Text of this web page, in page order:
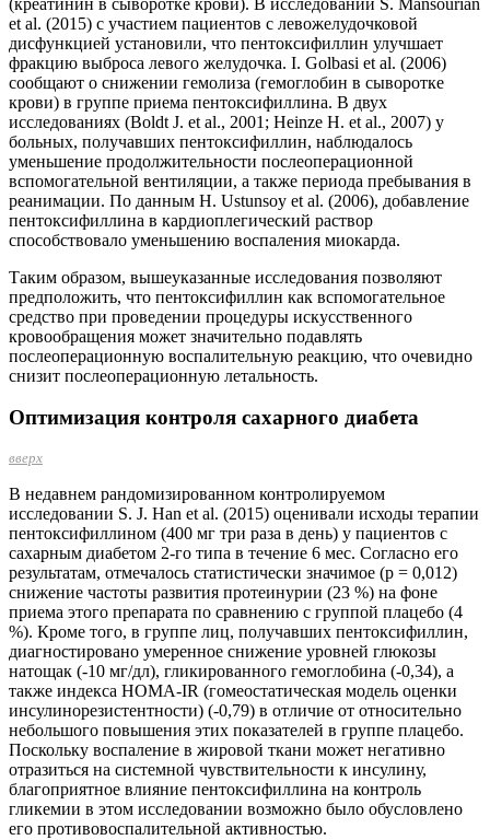
et al. (2015) с участием пациентов с левожелудочковой
дисфункцией установили, что пентоксифиллин улучшает
фракцию выброса левого желудочка. I. Golbasi et al. (2006)
сообщают о снижении гемолиза (гемоглобин в сыворотке
крови) в группе приема пентоксифиллина. В двух
исследованиях (Boldt J. et al., 2001; Heinze H. et al., 2007) у
больных, получавших пентоксифиллин, наблюдалось
уменьшение продолжительности послеоперационной
вспомогательной вентиляции, а также периода пребывания в
реанимации. По данным H. Ustunsoy et al. (2006), добавление
пентоксифиллина в кардиоплегический раствор
способствовало уменьшению воспаления миокарда.
Таким образом, вышеуказанные исследования позволяют
предположить, что пентоксифиллин как вспомогательное
средство при проведении процедуры искусственного
кровообращения может значительно подавлять
послеоперационную воспалительную реакцию, что очевидно
снизит послеоперационную летальность.
Оптимизация контроля сахарного диабета
вверх
В недавнем рандомизированном контролируемом
исследовании S. J. Han et al. (2015) оценивали исходы терапии
пентоксифиллином (400 мг три раза в день) у пациентов с
сахарным диабетом 2-го типа в течение 6 мес. Согласно его
результатам, отмечалось статистически значимое (р = 0,012)
снижение частоты развития протеинурии (23 %) на фоне
приема этого препарата по сравнению с группой плацебо (4
%). Кроме того, в группе лиц, получавших пентоксифиллин,
диагностировано умеренное снижение уровней глюкозы
натощак (-10 мг/дл), гликированного гемоглобина (-0,34), а
также индекса НОМА-IR (гомеостатическая модель оценки
инсулинорезистентности) (-0,79) в отличие от относительно
небольшого повышения этих показателей в группе плацебо.
Поскольку воспаление в жировой ткани может негативно
отразиться на системной чувствительности к инсулину,
благоприятное влияние пентоксифиллина на контроль
гликемии в этом исследовании возможно было обусловлено
его противовоспалительной активностью.